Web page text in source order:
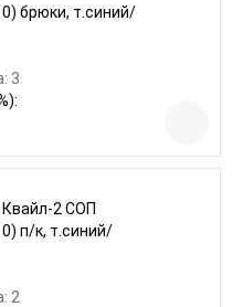
брюки, т.синий/
3
2 СОП
п/к, т.синий/
2